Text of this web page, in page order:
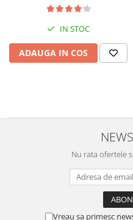
IN STOC
ADAUGA IN COS
Nu rata ofertele
Vreau sa primesc